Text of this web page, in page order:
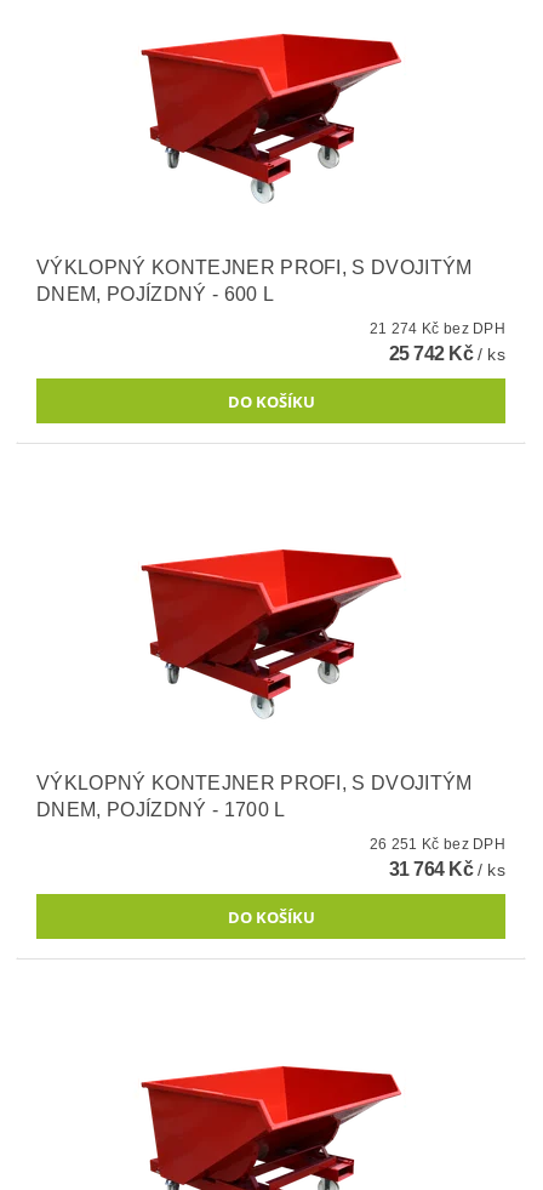
VÝKLOPNÝ KONTEJNER PROFI, S DVOJITÝM
DNEM, POJÍZDNÝ - 600 L
21 274 Kč bez DPH
25 742 Kč/ ks
VÝKLOPNÝ KONTEJNER PROFI, S DVOJITÝM
DNEM, POJÍZDNÝ - 1700 L
26 251 Kč bez DPH
31 764 Kč/ ks